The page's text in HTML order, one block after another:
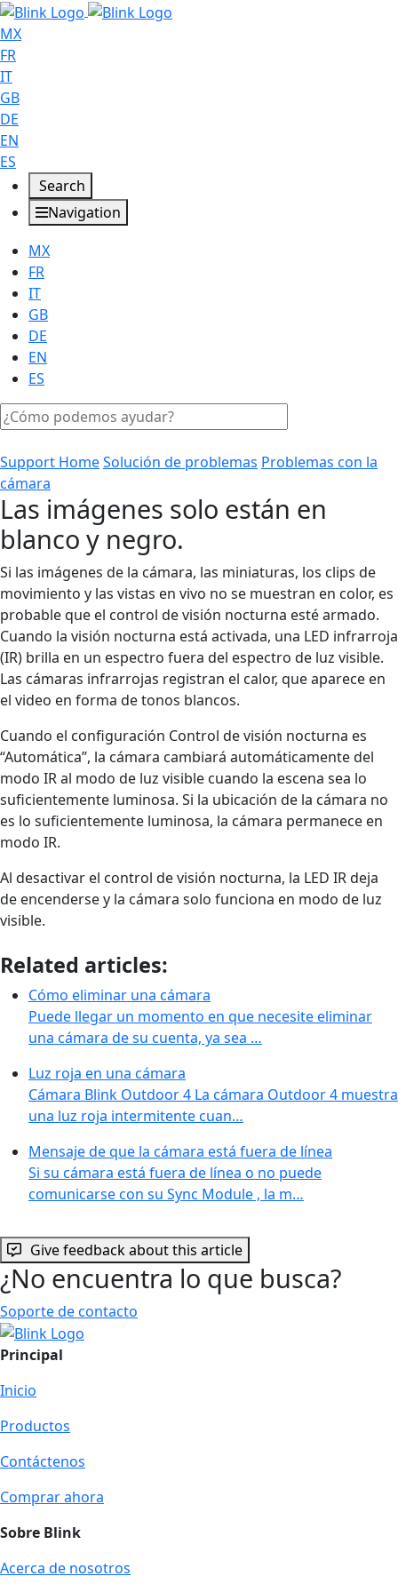
MX
FR
IT
GB
DE
EN
ES
Search
Navigation
MX
FR
IT
GB
DE
EN
ES
Support HomeSolución de problemas Problemas con la
cámara
Las imágenes solo están en
blanco y negro.
Si las imágenes de la cámara, las miniaturas, los clips de
movimiento y las vistas en vivo no se muestran en color, es
probable que el control de visión nocturna esté armado.
Cuando la visión nocturna está activada, una LED infrarroja
(IR) brilla en un espectro fuera del espectro de luz visible.
Las cámaras infrarrojas registran el calor, que aparece en
el video en forma de tonos blancos.
Cuando el configuración Control de visión nocturna es
“Automática”, la cámara cambiará automáticamente del
modo IR al modo de luz visible cuando la escena sea lo
suficientemente luminosa. Si la ubicación de la cámara no
es lo suficientemente luminosa, la cámara permanece en
modo IR.
Al desactivar el control de visión nocturna, la LED IR deja
de encenderse y la cámara solo funciona en modo de luz
visible.
Related articles:
Cómo eliminar una cámara
Puede llegar un momento en que necesite eliminar
una cámara de su cuenta, ya sea …
Luz roja en una cámara
Cámara Blink Outdoor 4 La cámara Outdoor 4 muestra
una luz roja intermitente cuan…
Mensaje de que la cámara está fuera de línea
Si su cámara está fuera de línea o no puede
comunicarse con su Sync Module , la m…
Give feedback about this article
¿No encuentra lo que busca?
Soporte de contacto
Principal
Inicio
Productos
Contáctenos
Comprar ahora
Sobre Blink
Acerca de nosotros